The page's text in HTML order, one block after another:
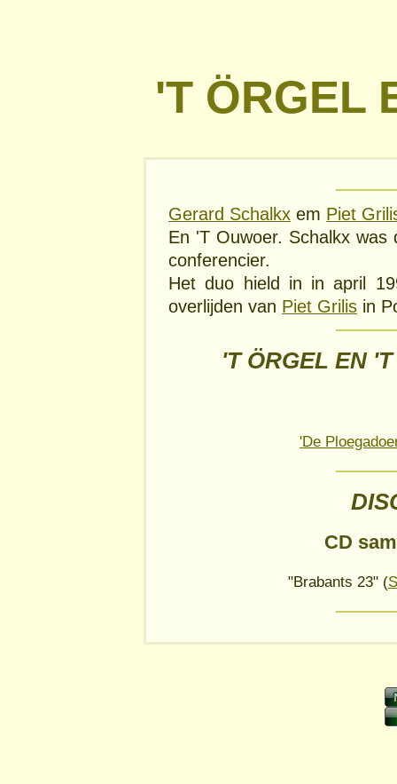
'T ÖRGEL
Gerard Schalkx em Piet
En 'T Ouwoer. Schalkx
conferencier.
Het duo hield in in april
overlijden van Piet Grilis in
'T ÖRGEL EN
'De
CD
"Brabants 23" (